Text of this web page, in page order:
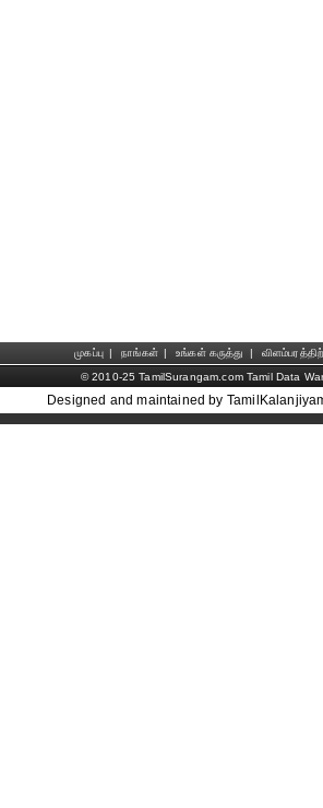
முகப்பு | நாங்கள் | உங்கள் கருத்து |
© 2010-25 TamilSurangam.com Tamil Data
Designed and maintained by